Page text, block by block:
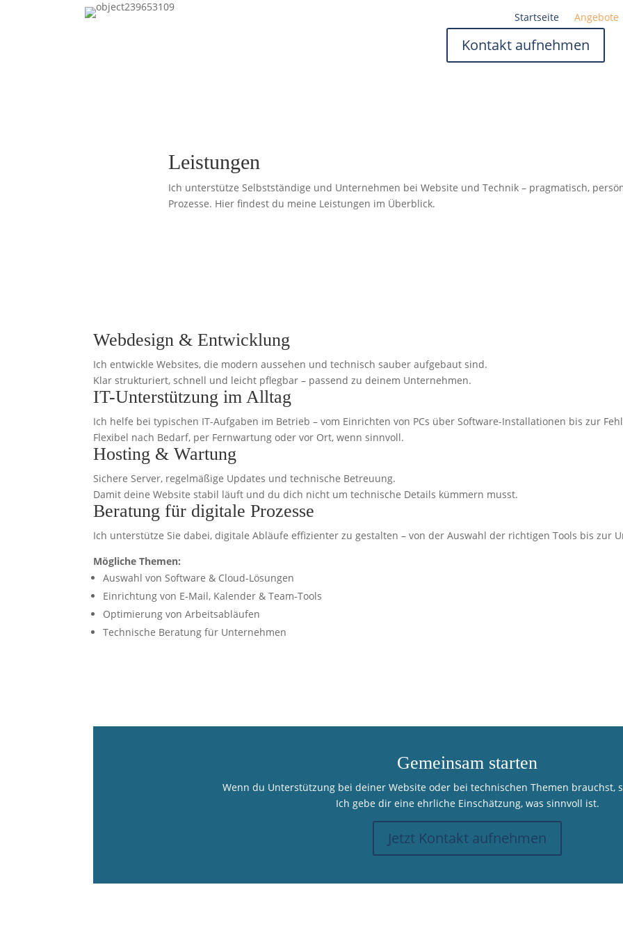
Startseite Angebote
Kontakt aufnehmen
Leistungen
Ich unterstütze Selbstständige und Unternehmen bei Website und Technik – pragmatisch,
Prozesse. Hier findest du meine Leistungen im Überblick.
Webdesign & Entwicklung
Ich entwickle Websites, die modern aussehen und technisch sauber aufgebaut sind.
Klar strukturiert, schnell und leicht pflegbar – passend zu deinem Unternehmen.
IT-Unterstützung im Alltag
Ich helfe bei typischen IT-Aufgaben im Betrieb – vom Einrichten von PCs über Software-Installationen bis zur
Flexibel nach Bedarf, per Fernwartung oder vor Ort, wenn sinnvoll.
Hosting & Wartung
Sichere Server, regelmäßige Updates und technische Betreuung.
Damit deine Website stabil läuft und du dich nicht um technische Details kümmern musst.
Beratung für digitale Prozesse
Ich unterstütze Sie dabei, digitale Abläufe effizienter zu gestalten – von der Auswahl der richtigen Tools bis zur
Mögliche Themen:
Auswahl von Software & Cloud‑Lösungen
Einrichtung von E‑Mail, Kalender & Team‑Tools
Optimierung von Arbeitsabläufen
Technische Beratung für Unternehmen
Gemeinsam starten
Wenn du Unterstützung bei deiner Website oder bei technischen Themen brauchst,
Ich gebe dir eine ehrliche Einschätzung, was sinnvoll ist.
Jetzt Kontakt aufnehmen